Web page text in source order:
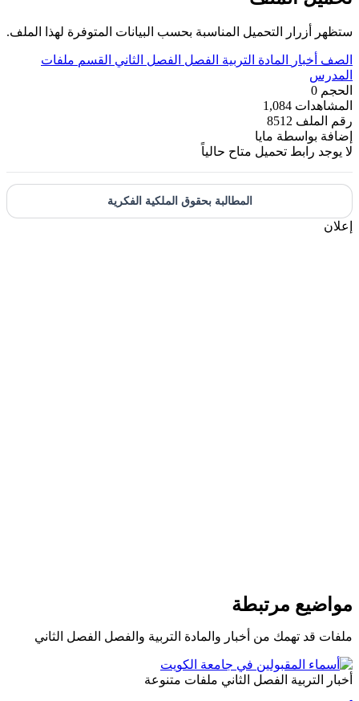
ستظهر أزرار التحميل المناسبة بحسب البيانات المتوفرة لهذا الملف.
الصف أخبار المادة التربية الفصل الفصل الثاني القسم ملفات
المدرس
الحجم 0
المشاهدات 1,084
رقم الملف 8512
إضافة بواسطة مايا
لا يوجد رابط تحميل متاح حالياً
المطالبة بحقوق الملكية الفكرية
إعلان
مواضيع مرتبطة
ملفات قد تهمك من أخبار والمادة التربية والفصل الفصل الثاني
أخبار التربية الفصل الثاني ملفات متنوعة